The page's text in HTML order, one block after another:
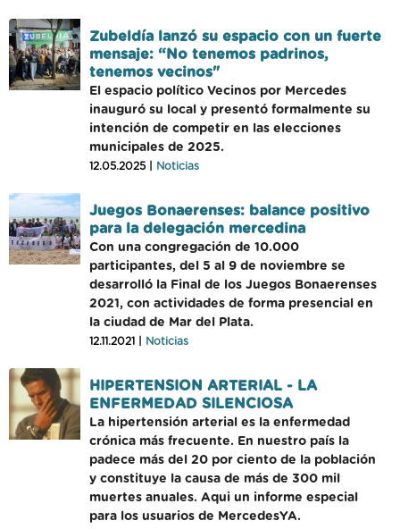
Zubeldía lanzó su espacio con un fuerte
mensaje: “No tenemos padrinos,
tenemos vecinos"
El espacio político Vecinos por Mercedes
inauguró su local y presentó formalmente su
intención de competir en las elecciones
municipales de 2025.
12.05.2025 | Noticias
Juegos Bonaerenses: balance positivo
para la delegación mercedina
Con una congregación de 10.000
participantes, del 5 al 9 de noviembre se
desarrolló la Final de los Juegos Bonaerenses
2021, con actividades de forma presencial en
la ciudad de Mar del Plata.
12.11.2021 | Noticias
HIPERTENSION ARTERIAL - LA
ENFERMEDAD SILENCIOSA
La hipertensión arterial es la enfermedad
crónica más frecuente. En nuestro país la
padece más del 20 por ciento de la población
y constituye la causa de más de 300 mil
muertes anuales. Aqui un informe especial
para los usuarios de MercedesYA.